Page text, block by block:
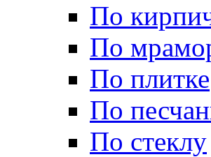
По
По
По плитке
По
По стеклу